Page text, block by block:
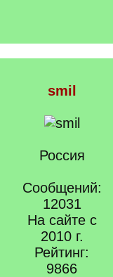
smil
Россия
Сообщений:
12031
На сайте с
2010 г.
Рейтинг:
9866